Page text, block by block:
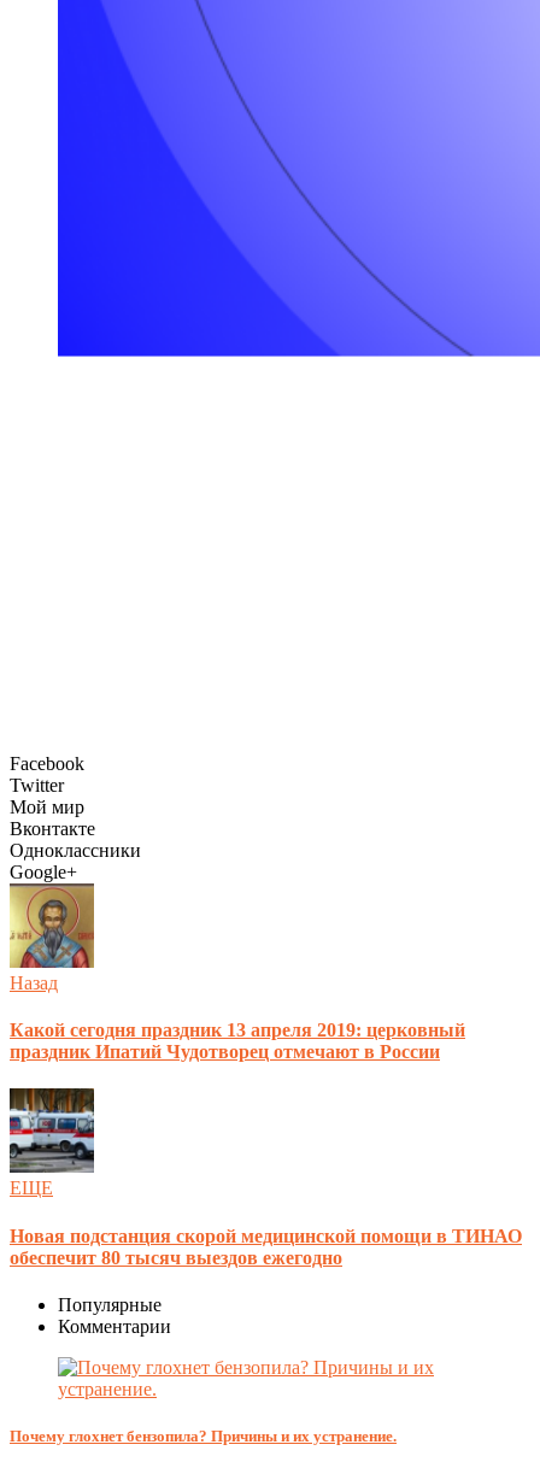
Facebook
Twitter
Мой мир
Вконтакте
Одноклассники
Google+
Назад
Какой сегодня праздник 13 апреля 2019: церковный
праздник Ипатий Чудотворец отмечают в России
ЕЩЕ
Новая подстанция скорой медицинской помощи в ТИНАО
обеспечит 80 тысяч выездов ежегодно
Популярные
Комментарии
Почему глохнет бензопила? Причины и их устранение.